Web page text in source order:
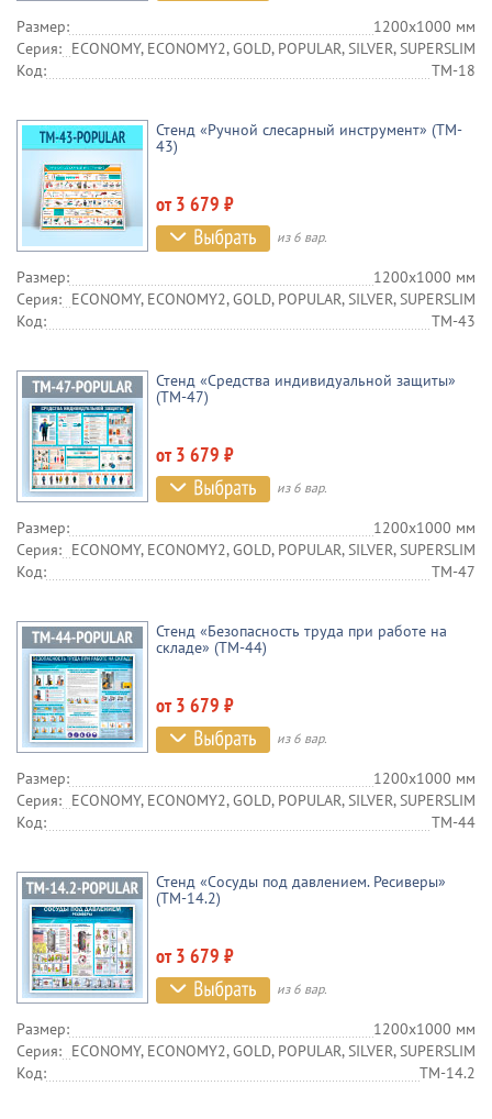
Размер:
1200х1000 мм
Серия: ECONOMY, ECONOMY2, GOLD, POPULAR, SILVER, SUPERSLIM
Код:
TM-18
Стенд «Ручной слесарный инструмент» (TM-
43)
от 3 679 ₽
из 6 вар.
Размер:
1200х1000 мм
Серия: ECONOMY, ECONOMY2, GOLD, POPULAR, SILVER, SUPERSLIM
Код:
TM-43
Стенд «Средства индивидуальной защиты»
(TM-47)
от 3 679 ₽
из 6 вар.
Размер:
1200х1000 мм
Серия: ECONOMY, ECONOMY2, GOLD, POPULAR, SILVER, SUPERSLIM
Код:
TM-47
Стенд «Безопасность труда при работе на
складе» (TM-44)
от 3 679 ₽
из 6 вар.
Размер:
1200х1000 мм
Серия: ECONOMY, ECONOMY2, GOLD, POPULAR, SILVER, SUPERSLIM
Код:
TM-44
Стенд «Сосуды под давлением. Ресиверы»
(TM-14.2)
от 3 679 ₽
из 6 вар.
Размер:
1200х1000 мм
Серия: ECONOMY, ECONOMY2, GOLD, POPULAR, SILVER, SUPERSLIM
Код:
TM-14.2